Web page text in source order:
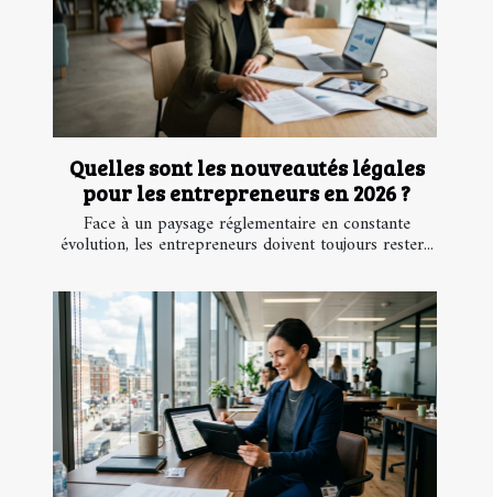
Quelles sont les nouveautés légales
pour les entrepreneurs en 2026 ?
Face à un paysage réglementaire en constante
évolution, les entrepreneurs doivent toujours rester...